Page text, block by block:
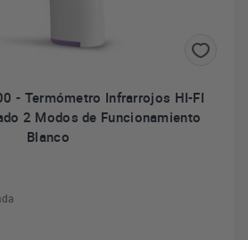
- Termómetro Infrarrojos HI-FI
2 Modos de Funcionamiento
Blanco